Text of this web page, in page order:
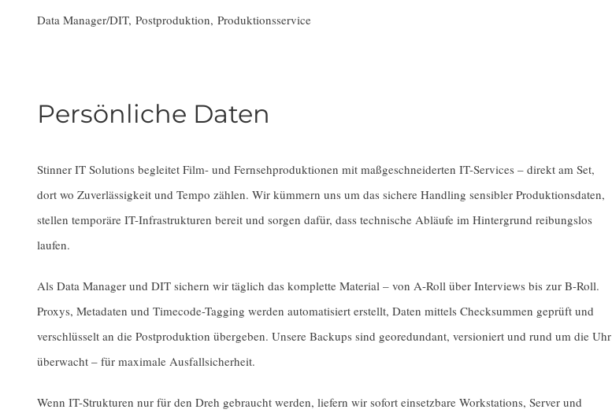
Data Manager/DIT, Postproduktion, Produktionsservice
Persönliche Daten
Stinner IT Solutions begleitet Film- und Fernsehproduktionen mit maßgeschneiderten IT-Services – direkt am Set,
dort wo Zuverlässigkeit und Tempo zählen. Wir kümmern uns um das sichere Handling sensibler Produktionsdaten,
stellen temporäre IT-Infrastrukturen bereit und sorgen dafür, dass technische Abläufe im Hintergrund reibungslos
laufen.
Als Data Manager und DIT sichern wir täglich das komplette Material – von A-Roll über Interviews bis zur B-Roll.
Proxys, Metadaten und Timecode-Tagging werden automatisiert erstellt, Daten mittels Checksummen geprüft und
verschlüsselt an die Postproduktion übergeben. Unsere Backups sind georedundant, versioniert und rund um die Uhr
überwacht – für maximale Ausfallsicherheit.
Wenn IT-Strukturen nur für den Dreh gebraucht werden, liefern wir sofort einsetzbare Workstations, Server und